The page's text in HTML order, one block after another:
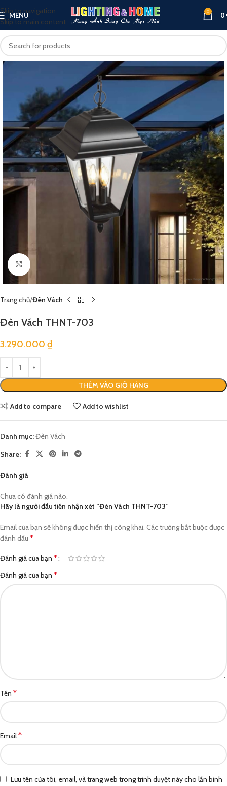
Skip to navigation
Skip to main content
MENU 0 0
Click to enlarge
Trang chủ Đèn Vách
Đèn Vách THNT-703
3.290.000 ₫
THÊM VÀO GIỎ HÀNG
Add to compare Add to wishlist
Danh mục:Đèn Vách
Share:
Đánh giá
Chưa có đánh giá nào.
Hãy là người đầu tiên nhận xét “Đèn Vách THNT-703”
Email của bạn sẽ không được hiển thị công khai. Các trường bắt buộc được
đánh dấu *
Đánh giá của bạn *
Đánh giá của bạn *
Tên *
Email*
Lưu tên của tôi, email, và trang web trong trình duyệt này cho lần bình